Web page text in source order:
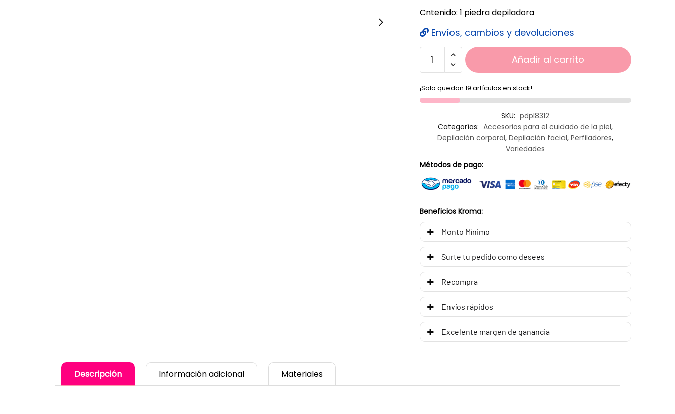
Cntenido: 1 piedra depiladora
Envíos, cambios y devoluciones
Añadir al carrito
¡Solo quedan 19 artículos en stock!
SKU: pdpl8312
Categorías: Accesorios para el cuidado de la piel,
Depilación corporal,Depilación facial,Perfiladores,
Variedades
Métodos de pago:
Beneficios Kroma:
Monto Mínimo
Surte tu pedido como desees
Recompra
Envíos rápidos
Excelente margen de ganancia
Descripción Información adicional Materiales